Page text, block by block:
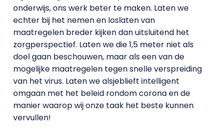
onderwijs, ons werk beter te maken. Laten we
echter bij het nemen en loslaten van
maatregelen breder kijken dan uitsluitend het
zorgperspectief. Laten we die 1,5 meter niet als
doel gaan beschouwen, maar als een van de
mogelijke maatregelen tegen snelle verspreiding
van het virus. Laten we alsjeblieft intelligent
omgaan met het beleid rondom corona en de
manier waarop wij onze taak het beste kunnen
vervullen!